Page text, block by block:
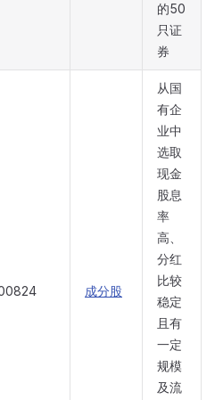
的50
只证
券
成分股
从国
有企
业中
选取
现金
股息
率
高、
分红
比较
稳定
且有
一定
规模
及流